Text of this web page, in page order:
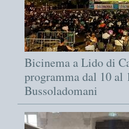
Bicinema a Lido di
programma dal 10 al
Bussoladomani